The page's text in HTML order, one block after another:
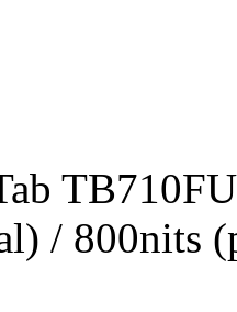
/ 800nits